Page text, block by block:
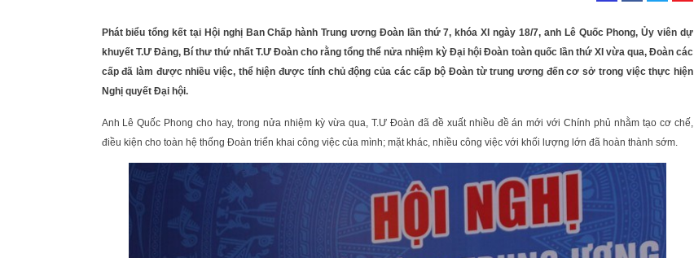
Phát biểu tổng kết tại Hội nghị Ban Chấp hành Trung ương Đoàn lần thứ 7, khóa XI ngày 18/7, anh Lê Quốc Phong, Ủy viên dự
khuyết T.Ư Đảng, Bí thư thứ nhất T.Ư Đoàn cho rằng tổng thể nửa nhiệm kỳ Đại hội Đoàn toàn quốc lần thứ XI vừa qua, Đoàn các
cấp đã làm được nhiều việc, thể hiện được tính chủ động của các cấp bộ Đoàn từ trung ương đến cơ sở trong việc thực hiện
Nghị quyết Đại hội.
Anh Lê Quốc Phong cho hay, trong nửa nhiệm kỳ vừa qua, T.Ư Đoàn đã đề xuất nhiều đề án mới với Chính phủ nhằm tạo cơ chế,
điều kiện cho toàn hệ thống Đoàn triển khai công việc của mình; mặt khác, nhiều công việc với khối lượng lớn đã hoàn thành sớm.